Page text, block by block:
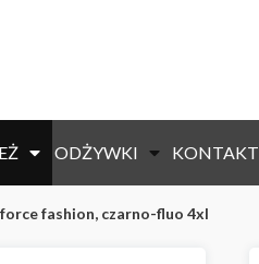
ODŻYWKI KONTAKT
fashion, czarno-fluo 4xl